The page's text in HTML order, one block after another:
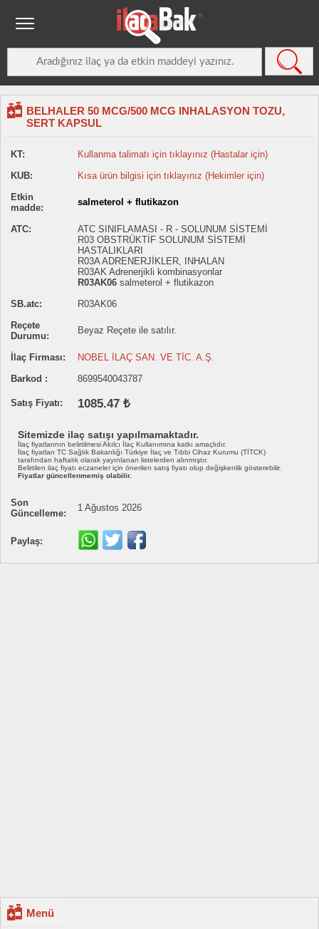
BELHALER 50 MCG/500 MCG INHALASYON TOZU,
SERT KAPSUL
KT:
Kullanma talimatı için tıklayınız (Hastalar için)
KUB:
Kısa ürün bilgisi için tıklayınız (Hekimler için)
Etkin
madde:
salmeterol + flutikazon
ATC:
ATC SINIFLAMASI - R - SOLUNUM SİSTEMİ
R03 OBSTRÜKTİF SOLUNUM SİSTEMİ
HASTALIKLARI
R03A ADRENERJİKLER, INHALAN
R03AK Adrenerjikli kombinasyonlar
R03AK06 salmeterol + flutikazon
SB.atc:
R03AK06
Reçete
Durumu:
Beyaz Reçete ile satılır.
İlaç Firması:
NOBEL İLAÇ SAN. VE TİC. A.Ş.
Barkod :
8699540043787
Satış Fiyatı: 1085.47 ₺
Sitemizde ilaç satışı yapılmamaktadır.
İlaç fiyatlarının belirtilmesi Akılcı İlaç Kullanımına katkı amaçlıdır.
İlaç fiyatları TC Sağlık Bakanlığı Türkiye İlaç ve Tıbbi Cihaz Kurumu (TİTCK)
tarafından haftalık olarak yayınlanan listelerden alınmıştır.
Belirtilen ilaç fiyatı eczaneler için önerilen satış fiyatı olup değişkenlik gösterebilir.
Fiyatlar güncellenmemiş olabilir.
Son
Güncelleme:
1 Ağustos 2026
Paylaş:
Menü